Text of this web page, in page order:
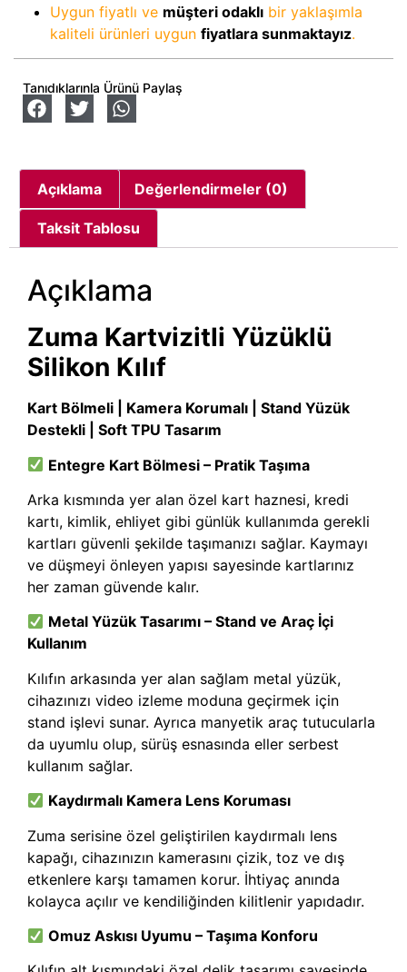
Uygun fiyatlı ve müşteri odaklı bir yaklaşımla
kaliteli ürünleri uygun fiyatlara sunmaktayız.
Tanıdıklarınla Ürünü Paylaş
Açıklama Değerlendirmeler (0)
Taksit Tablosu
Açıklama
Zuma Kartvizitli Yüzüklü
Silikon Kılıf
Kart Bölmeli | Kamera Korumalı | Stand Yüzük
Destekli | Soft TPU Tasarım
Entegre Kart Bölmesi – Pratik Taşıma
Arka kısmında yer alan özel kart haznesi, kredi
kartı, kimlik, ehliyet gibi günlük kullanımda gerekli
kartları güvenli şekilde taşımanızı sağlar. Kaymayı
ve düşmeyi önleyen yapısı sayesinde kartlarınız
her zaman güvende kalır.
Metal Yüzük Tasarımı – Stand ve Araç İçi
Kullanım
Kılıfın arkasında yer alan sağlam metal yüzük,
cihazınızı video izleme moduna geçirmek için
stand işlevi sunar. Ayrıca manyetik araç tutucularla
da uyumlu olup, sürüş esnasında eller serbest
kullanım sağlar.
Kaydırmalı Kamera Lens Koruması
Zuma serisine özel geliştirilen kaydırmalı lens
kapağı, cihazınızın kamerasını çizik, toz ve dış
etkenlere karşı tamamen korur. İhtiyaç anında
kolayca açılır ve kendiliğinden kilitlenir yapıdadır.
Omuz Askısı Uyumu – Taşıma Konforu